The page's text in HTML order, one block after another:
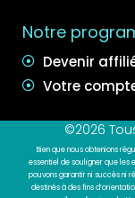
Notre
Devenir
Votre
©2026
Bien que nous obtenions
essentiel de souligner que les
pouvons garantir ni succès ni
destinés à des fins